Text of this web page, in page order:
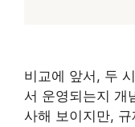
비교에 앞서, 두
서 운영되는지 개
사해 보이지만, 규